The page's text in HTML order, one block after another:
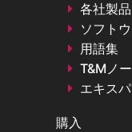
各社製
ソフト
用語集
T&Mノ
エキス
購入